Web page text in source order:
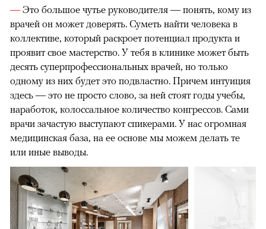
— Это большое чутье руководителя — понять, кому из
врачей он может доверять. Суметь найти человека в
коллективе, который раскроет потенциал продукта и
проявит свое мастерство. У тебя в клинике может быть
десять суперпрофессиональных врачей, но только
одному из них будет это подвластно. Причем интуиция
здесь — это не просто слово, за ней стоят годы учебы,
наработок, колоссальное количество конгрессов. Сами
врачи зачастую выступают спикерами. У нас огромная
медицинская база, на ее основе мы можем делать те
или иные выводы.